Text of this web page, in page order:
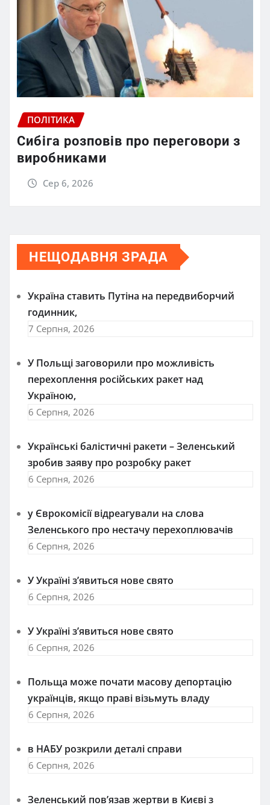
ПОЛІТИКА
Сибіга розповів про переговори з
виробниками
Сер 6, 2026
НЕЩОДАВНЯ ЗРАДА
Україна ставить Путіна на передвиборчий
годинник,
7 Серпня, 2026
У Польщі заговорили про можливість
перехоплення російських ракет над
Україною,
6 Серпня, 2026
Українські балістичні ракети – Зеленський
зробив заяву про розробку ракет
6 Серпня, 2026
у Єврокомісії відреагували на слова
Зеленського про нестачу перехоплювачів
6 Серпня, 2026
У Україні з’явиться нове свято
6 Серпня, 2026
У Україні з’явиться нове свято
6 Серпня, 2026
Польща може почати масову депортацію
українців, якщо праві візьмуть владу
6 Серпня, 2026
в НАБУ розкрили деталі справи
6 Серпня, 2026
Зеленський пов’язав жертви в Києві з